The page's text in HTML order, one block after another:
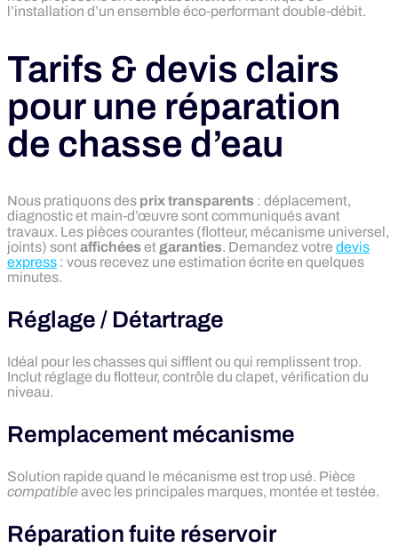
l’installation d’un ensemble éco‑performant double‑débit.
Tarifs & devis clairs
pour une réparation
de chasse d’eau
Nous pratiquons des prix transparents : déplacement,
diagnostic et main‑d’œuvre sont communiqués avant
travaux. Les pièces courantes (flotteur, mécanisme universel,
joints) sontaffichéeset garanties. Demandez votre devis
express : vous recevez une estimation écrite en quelques
minutes.
Réglage / Détartrage
Idéal pour les chasses qui sifflent ou qui remplissent trop.
Inclut réglage du flotteur, contrôle du clapet, vérification du
niveau.
Remplacement mécanisme
Solution rapide quand le mécanisme est trop usé. Pièce
compatibleavec les principales marques, montée et testée.
Réparation fuite réservoir